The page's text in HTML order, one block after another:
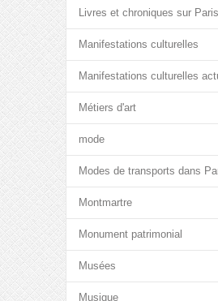
Livres et chroniques sur Paris
Manifestations culturelles
Manifestations culturelles
Métiers d'art
mode
Modes de transports dans
Montmartre
Monument patrimonial
Musées
Musique